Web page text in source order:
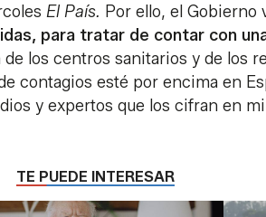
El País. Por ello, el Gobierno
para tratar de contar con
los centros sanitarios y de los
contagios esté por encima en
y expertos que los cifran en
TE PUEDE INTERESAR